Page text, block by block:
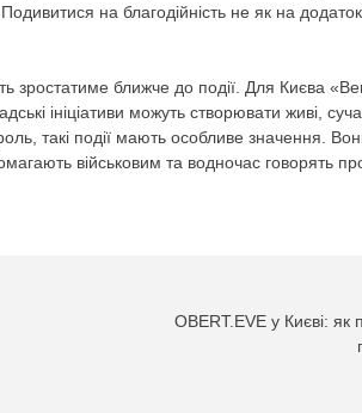
на благодійність не як на додаток
зростатиме ближче до події. Для Києва
ініціативи можуть створювати живі,
такі події мають особливе значення.
військовим та водночас говорять
OBERT.EVE у Києві: